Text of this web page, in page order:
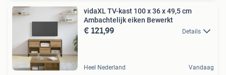
vidaXL TV-kast 100 x 36 x 49,5 cm
Ambachtelijk eiken Bewerkt
€ 121,99 Details
Heel Nederland Vandaag